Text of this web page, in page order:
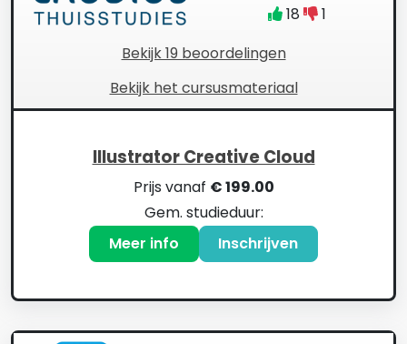
Bekijk 19 beoordelingen
18
1
Bekijk het cursusmateriaal
Illustrator Creative Cloud
Prijs vanaf € 199.00
Gem. studieduur:
Meer info
Inschrijven